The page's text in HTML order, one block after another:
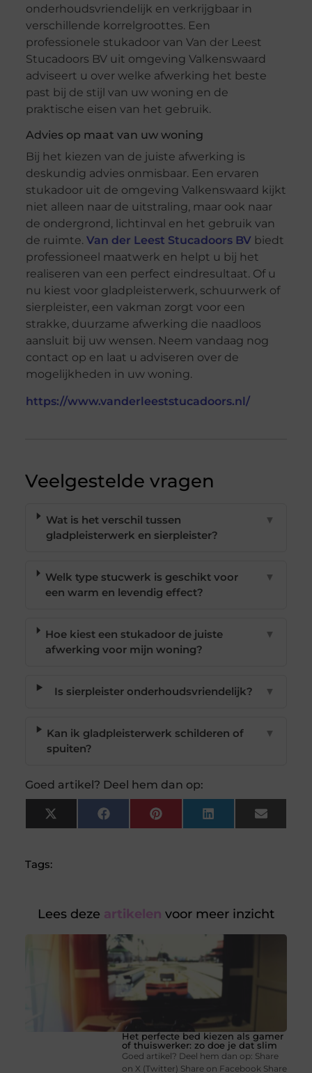
onderhoudsvriendelijk en verkrijgbaar in
verschillende korrelgroottes. Een
professionele stukadoor van Van der Leest
Stucadoors BV uit omgeving Valkenswaard
adviseert u over welke afwerking het beste
past bij de stijl van uw woning en de
praktische eisen van het gebruik.
Advies op maat van uw woning
Bij het kiezen van de juiste afwerking is
deskundig advies onmisbaar. Een ervaren
stukadoor uit de omgeving Valkenswaard kijkt
niet alleen naar de uitstraling, maar ook naar
de ondergrond, lichtinval en het gebruik van
de ruimte. Van der Leest Stucadoors BV biedt
professioneel maatwerk en helpt u bij het
realiseren van een perfect eindresultaat. Of u
nu kiest voor gladpleisterwerk, schuurwerk of
sierpleister, een vakman zorgt voor een
strakke, duurzame afwerking die naadloos
aansluit bij uw wensen. Neem vandaag nog
contact op en laat u adviseren over de
mogelijkheden in uw woning.
https://www.vanderleeststucadoors.nl/
Veelgestelde vragen
Wat is het verschil tussen
gladpleisterwerk en sierpleister?
▼
Welk type stucwerk is geschikt voor
een warm en levendig effect?
▼
Hoe kiest een stukadoor de juiste
afwerking voor mijn woning?
▼
Is sierpleister onderhoudsvriendelijk? ▼
Kan ik gladpleisterwerk schilderen of
spuiten?
▼
Goed artikel? Deel hem dan op:
X
(Twitter)
FacebookPinterest LinkedIn Email
Tags:
Lees deze artikelen voor meer inzicht
Het perfecte bed kiezen als gamer
of thuiswerker: zo doe je dat slim
Goed artikel? Deel hem dan op: Share
on X (Twitter) Share on Facebook Share